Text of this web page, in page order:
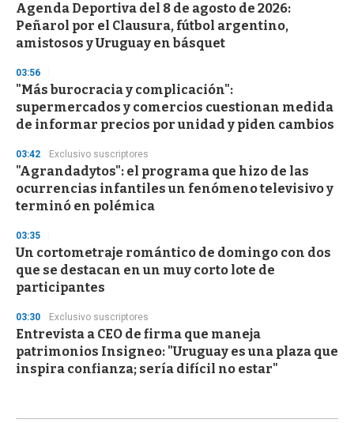
Agenda Deportiva del 8 de agosto de 2026:
Peñarol por el Clausura, fútbol argentino,
amistosos y Uruguay en básquet
03:56
"Más burocracia y complicación":
supermercados y comercios cuestionan medida
de informar precios por unidad y piden cambios
03:42 Exclusivo suscriptores
"Agrandadytos": el programa que hizo de las
ocurrencias infantiles un fenómeno televisivo y
terminó en polémica
03:35
Un cortometraje romántico de domingo con dos
que se destacan en un muy corto lote de
participantes
03:30 Exclusivo suscriptores
Entrevista a CEO de firma que maneja
patrimonios Insigneo: "Uruguay es una plaza que
inspira confianza; sería difícil no estar"